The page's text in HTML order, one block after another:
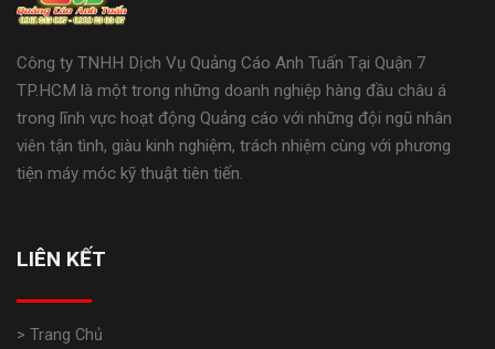
Công ty TNHH Dịch Vụ Quảng Cáo Anh Tuấn Tại Quận 7
TP.HCM là một trong những doanh nghiệp hàng đầu châu á
trong lĩnh vực hoạt động Quảng cáo với những đội ngũ nhân
viên tận tình, giàu kinh nghiệm, trách nhiệm cùng với phương
tiện máy móc kỹ thuật tiên tiến.
LIÊN KẾT
> Trang Chủ